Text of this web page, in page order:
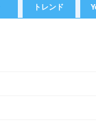
トレンド